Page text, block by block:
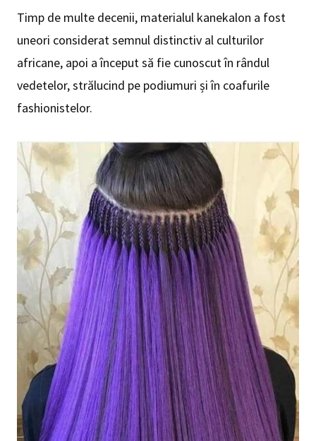
Timp de multe decenii, materialul kanekalon a fost
uneori considerat semnul distinctiv al culturilor
africane, apoi a început să fie cunoscut în rândul
vedetelor, strălucind pe podiumuri și în coafurile
fashionistelor.